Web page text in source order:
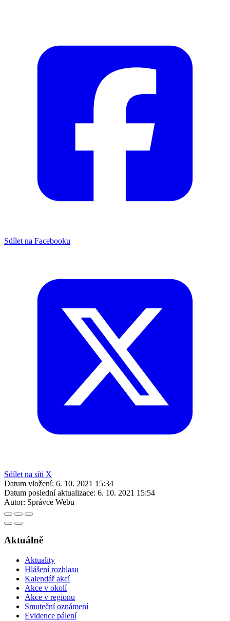
Sdílet na Facebooku
Sdílet na síti X
Datum vložení: 6. 10. 2021 15:34
Datum poslední aktualizace: 6. 10. 2021 15:54
Autor: Správce Webu
Aktuálně
Aktuality
Hlášení rozhlasu
Kalendář akcí
Akce v okolí
Akce v regionu
Smuteční oznámení
Evidence pálení